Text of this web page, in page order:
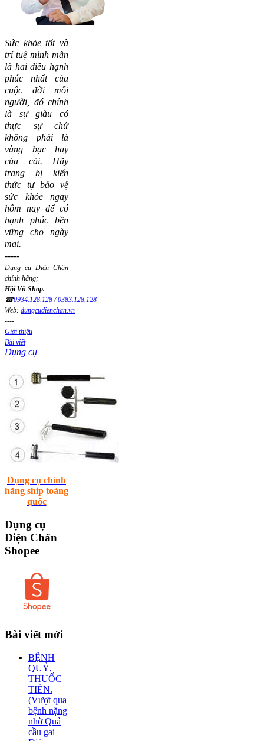
Sức khỏe tốt và
trí tuệ minh mẫn
là hai điều hạnh
phúc nhất của
cuộc đời mỗi
người, đó chính
là sự giàu có
thực sự chứ
không phải là
vàng bạc hay
của cải. Hãy
trang bị kiến
thức tự bảo vệ
sức khỏe ngay
hôm nay để có
hạnh phúc bền
vững cho ngày
mai.
-----
Dụng cụ Diện Chẩn
chính hãng;
Hội Vũ Shop.
☎0934.128.128/0383.128.128
Web: dungcudienchan.vn
----
Giới thiệu
Bài viết
Dụng cụ
Dụng cụ chính
hãng ship toàng
quốc
Dụng cụ
Diện Chẩn
Shopee
Bài viết mới
BỆNH
QUỶ,
THUỐC
TIÊN.
(Vượt qua
bệnh nặng
nhờ Quả
cầu gai